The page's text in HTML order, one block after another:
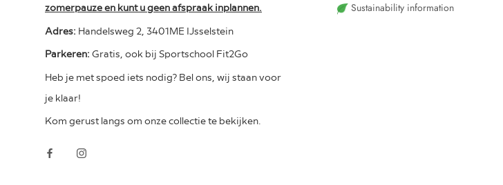
zomerpauze en kunt u geen afspraak inplannen.
Adres: Handelsweg 2, 3401ME IJsselstein
Parkeren: Gratis, ook bij Sportschool Fit2Go
Heb je met spoed iets nodig? Bel ons, wij staan voor
je klaar!
Kom gerust langs om onze collectie te bekijken.
Sustainability information